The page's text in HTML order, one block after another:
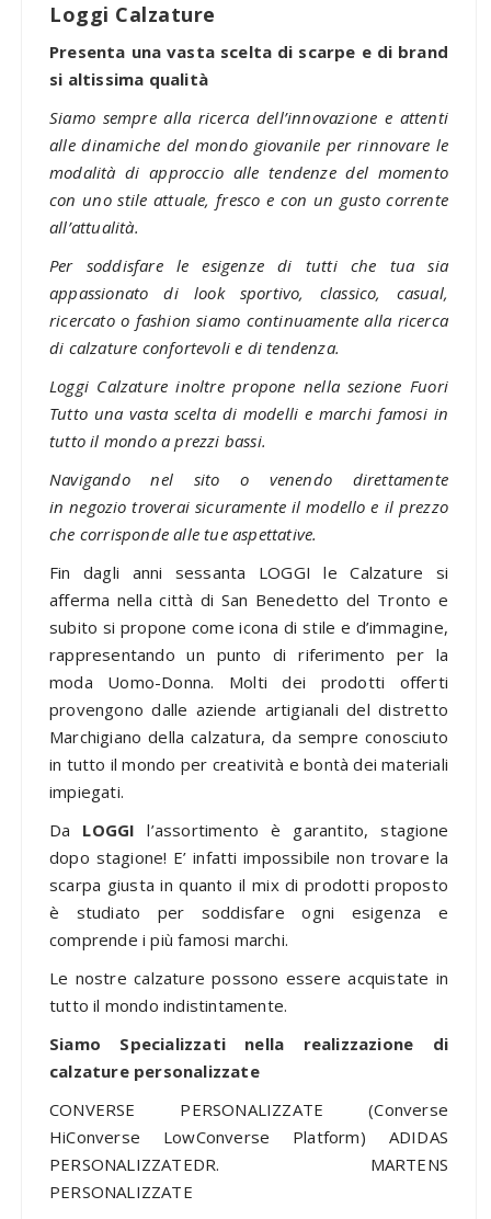
Loggi Calzature
Presenta una vasta scelta di scarpe e di brand
si altissima qualità
Siamo sempre alla ricerca dell’innovazione e attenti
alle dinamiche del mondo giovanile per rinnovare le
modalità di approccio alle tendenze del momento
con uno stile attuale, fresco e con un gusto corrente
all’attualità.
Per soddisfare le esigenze di tutti che tua sia
appassionato di look sportivo, classico, casual,
ricercato o fashion siamo continuamente alla ricerca
di calzature confortevoli e di tendenza.
Loggi Calzature inoltre propone nella sezione Fuori
Tutto una vasta scelta di modelli e marchi famosi in
tutto il mondo a prezzi bassi.
Navigando nel sito o venendo direttamente
in negozio troverai sicuramente il modello e il prezzo
che corrisponde alle tue aspettative.
Fin dagli anni sessanta LOGGI le Calzature si
afferma nella città di San Benedetto del Tronto e
subito si propone come icona di stile e d’immagine,
rappresentando un punto di riferimento per la
moda Uomo-Donna. Molti dei prodotti offerti
provengono dalle aziende artigianali del distretto
Marchigiano della calzatura, da sempre conosciuto
in tutto il mondo per creatività e bontà dei materiali
impiegati.
Da LOGGI l’assortimento è garantito, stagione
dopo stagione! E’ infatti impossibile non trovare la
scarpa giusta in quanto il mix di prodotti proposto
è studiato per soddisfare ogni esigenza e
comprende i più famosi marchi.
Le nostre calzature possono essere acquistate in
tutto il mondo indistintamente.
Siamo Specializzati nella realizzazione di
calzature personalizzate
CONVERSE PERSONALIZZATE (Converse
HiConverse LowConverse Platform) ADIDAS
PERSONALIZZATEDR. MARTENS
PERSONALIZZATE